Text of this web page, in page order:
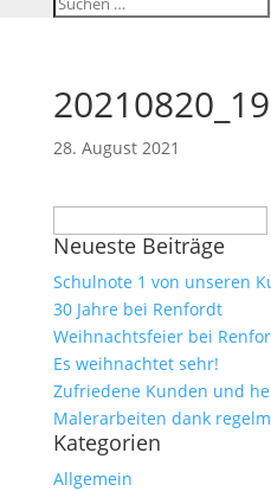
28. August 2021
nach:
Neueste Beiträge
Schulnote 1 von unseren
30 Jahre bei Renfordt
Weihnachtsfeier bei
Es weihnachtet sehr!
Zufriedene Kunden und
Malerarbeiten dank
Kategorien
Allgemein